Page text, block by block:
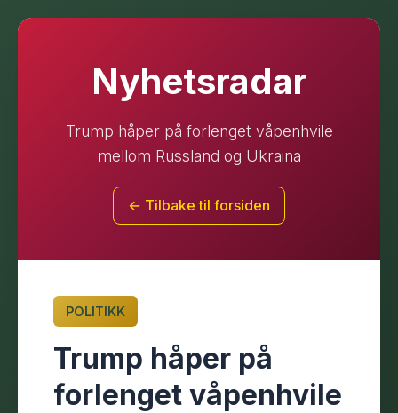
Nyhetsradar
Trump håper på forlenget våpenhvile
mellom Russland og Ukraina
← Tilbake til forsiden
POLITIKK
Trump håper på
forlenget våpenhvile